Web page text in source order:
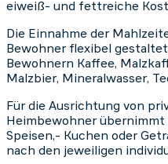
eiweiß- und fettreiche
Die Einnahme der
Bewohner flexibel
Bewohnern Kaffee,
Malzbier, Mineralwasser,
Für die Ausrichtung von
Heimbewohner
Speisen,- Kuchen oder
nach den jeweiligen